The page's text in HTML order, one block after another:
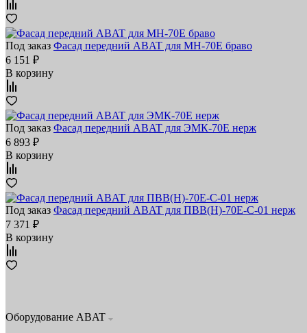
Под заказ Фасад передний ABAT для МН-70Е браво
6 151 ₽
В корзину
Под заказ Фасад передний ABAT для ЭМК-70Е нерж
6 893 ₽
В корзину
Под заказ Фасад передний ABAT для ПВВ(Н)-70Е-С-01 нерж
7 371 ₽
В корзину
Оборудование ABAT